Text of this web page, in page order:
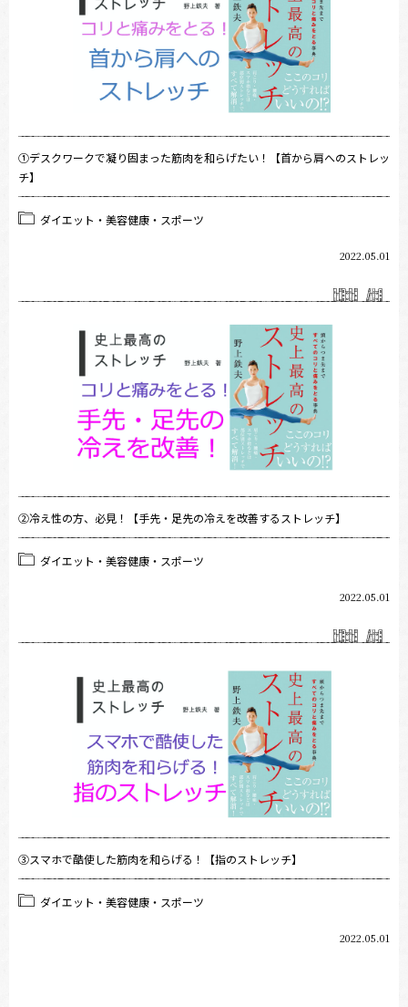
①デスクワークで凝り固まった筋肉を和らげたい！【首から肩へのストレッ
チ】
ダイエット・美容健康・スポーツ
2022.05.01
②冷え性の方、必見！【手先・足先の冷えを改善するストレッチ】
ダイエット・美容健康・スポーツ
2022.05.01
③スマホで酷使した筋肉を和らげる！【指のストレッチ】
ダイエット・美容健康・スポーツ
2022.05.01